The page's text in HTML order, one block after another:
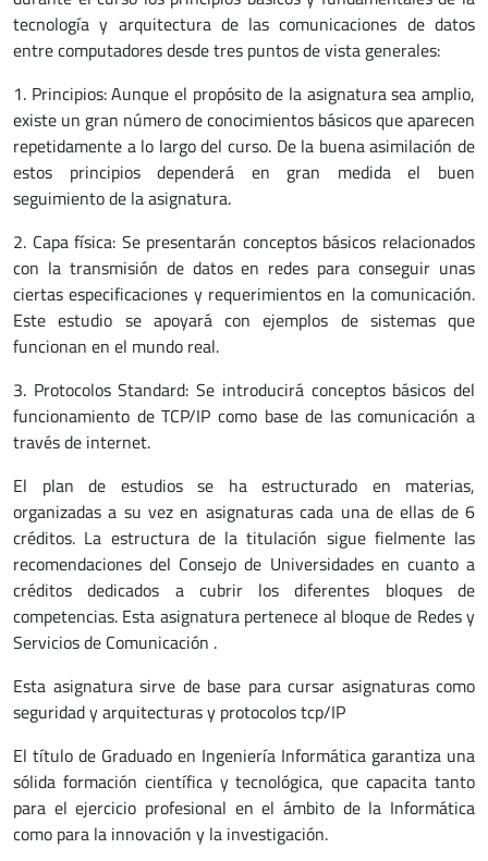
tecnología y arquitectura de las comunicaciones de datos
entre computadores desde tres puntos de vista generales:
1. Principios: Aunque el propósito de la asignatura sea amplio,
existe un gran número de conocimientos básicos que aparecen
repetidamente a lo largo del curso. De la buena asimilación de
estos principios dependerá en gran medida el buen
seguimiento de la asignatura.
2. Capa física: Se presentarán conceptos básicos relacionados
con la transmisión de datos en redes para conseguir unas
ciertas especificaciones y requerimientos en la comunicación.
Este estudio se apoyará con ejemplos de sistemas que
funcionan en el mundo real.
3. Protocolos Standard: Se introducirá conceptos básicos del
funcionamiento de TCP/IP como base de las comunicación a
través de internet.
El plan de estudios se ha estructurado en materias,
organizadas a su vez en asignaturas cada una de ellas de 6
créditos. La estructura de la titulación sigue fielmente las
recomendaciones del Consejo de Universidades en cuanto a
créditos dedicados a cubrir los diferentes bloques de
competencias. Esta asignatura pertenece al bloque de Redes y
Servicios de Comunicación .
Esta asignatura sirve de base para cursar asignaturas como
seguridad y arquitecturas y protocolos tcp/IP
El título de Graduado en Ingeniería Informática garantiza una
sólida formación científica y tecnológica, que capacita tanto
para el ejercicio profesional en el ámbito de la Informática
como para la innovación y la investigación.